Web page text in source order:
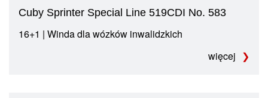
Cuby Sprinter Special Line 519CDI No. 583
16+1 | Winda dla wózków inwalidzkich
więcej